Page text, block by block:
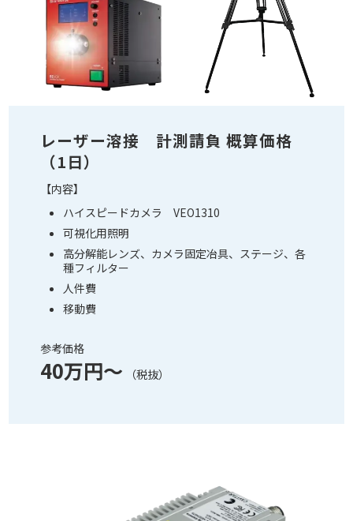
レーザー溶接 計測請負 概算価格
（1日）
【内容】
ハイスピードカメラ VEO1310
可視化用照明
高分解能レンズ、カメラ固定冶具、ステージ、各
種フィルター
人件費
移動費
参考価格
40万円～ （税抜）